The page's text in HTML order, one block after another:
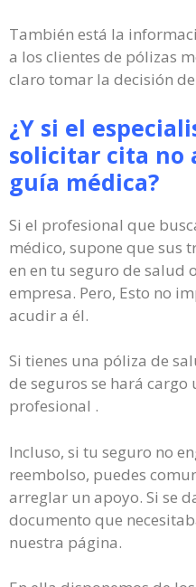
También está la
a los clientes de pólizas
claro tomar la decisión
¿Y si el
solicitar cita no
guía médica?
Si el profesional que
médico, supone que sus
en en tu seguro de salud
empresa. Pero, Esto no
acudir a él.
Si tienes una póliza de
de seguros se hará
profesional .
Incluso, si tu seguro no
reembolso, puedes
arreglar un apoyo. Si se
documento que
nuestra página.